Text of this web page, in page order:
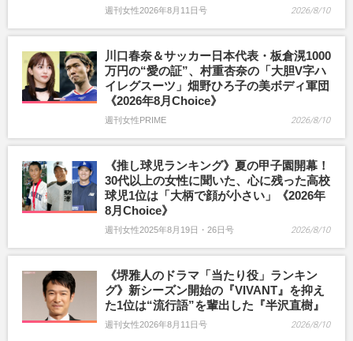
週刊女性2026年8月11日号 2026/8/10
川口春奈＆サッカー日本代表・板倉滉1000
万円の“愛の証”、村重杏奈の「大胆V字ハ
イレグスーツ」畑野ひろ子の美ボディ軍団
《2026年8月Choice》
週刊女性PRIME 2026/8/10
《推し球児ランキング》夏の甲子園開幕！
30代以上の女性に聞いた、心に残った高校
球児1位は「大柄で顔が小さい」《2026年
8月Choice》
週刊女性2025年8月19日・26日号 2026/8/10
《堺雅人のドラマ「当たり役」ランキン
グ》新シーズン開始の『VIVANT』を抑え
た1位は“流行語”を輩出した『半沢直樹』
週刊女性2026年8月11日号 2026/8/10